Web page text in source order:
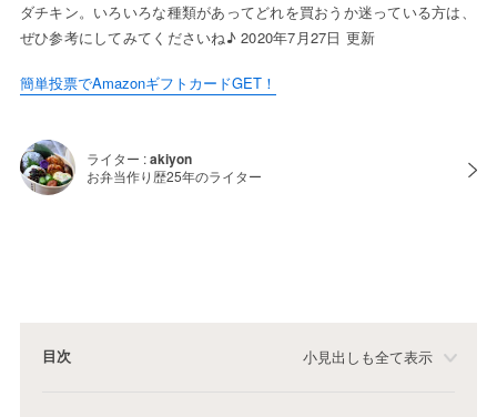
ダチキン。いろいろな種類があってどれを買おうか迷っている方は、
ぜひ参考にしてみてくださいね♪ 2020年7月27日 更新
簡単投票でAmazonギフトカードGET！
ライター :akiyon
お弁当作り歴25年のライター
目次 小見出しも全て表示